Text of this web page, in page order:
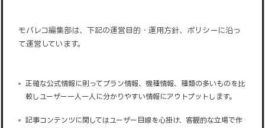
モバレコ編集部は、下記の運営目的・運用方針、ポリシーに沿っ
て運営しています。
正確な公式情報に則ってプラン情報、機種情報、種類の多いものを比
較しユーザー一人一人に分かりやすい情報にアウトプットします。
記事コンテンツに関してはユーザー目線を心掛け、客観的な立場で作